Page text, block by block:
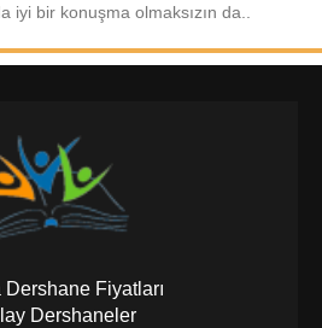
iyi bir konuşma olmaksızın da..
Fiyatları
Dershaneler